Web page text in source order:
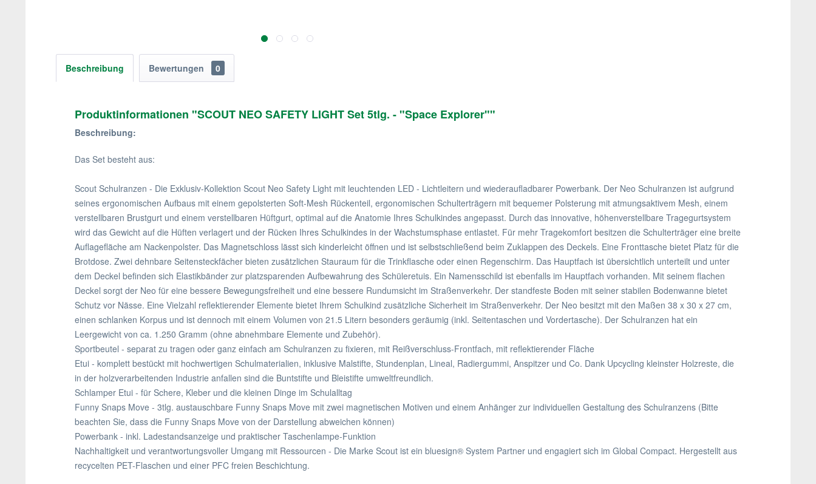
Beschreibung Bewertungen 0
Produktinformationen "SCOUT NEO SAFETY LIGHT Set 5tlg. - "Space Explorer""
Beschreibung:
Das Set besteht aus:
Scout Schulranzen - Die Exklusiv-Kollektion Scout Neo Safety Light mit leuchtenden LED - Lichtleitern und wiederaufladbarer Powerbank. Der Neo Schulranzen ist aufgrund
seines ergonomischen Aufbaus mit einem gepolsterten Soft-Mesh Rückenteil, ergonomischen Schulterträgern mit bequemer Polsterung mit atmungsaktivem Mesh, einem
verstellbaren Brustgurt und einem verstellbaren Hüftgurt, optimal auf die Anatomie Ihres Schulkindes angepasst. Durch das innovative, höhenverstellbare Tragegurtsystem
wird das Gewicht auf die Hüften verlagert und der Rücken Ihres Schulkindes in der Wachstumsphase entlastet. Für mehr Tragekomfort besitzen die Schulterträger eine breite
Auflagefläche am Nackenpolster. Das Magnetschloss lässt sich kinderleicht öffnen und ist selbstschließend beim Zuklappen des Deckels. Eine Fronttasche bietet Platz für die
Brotdose. Zwei dehnbare Seitensteckfächer bieten zusätzlichen Stauraum für die Trinkflasche oder einen Regenschirm. Das Hauptfach ist übersichtlich unterteilt und unter
dem Deckel befinden sich Elastikbänder zur platzsparenden Aufbewahrung des Schüleretuis. Ein Namensschild ist ebenfalls im Hauptfach vorhanden. Mit seinem flachen
Deckel sorgt der Neo für eine bessere Bewegungsfreiheit und eine bessere Rundumsicht im Straßenverkehr. Der standfeste Boden mit seiner stabilen Bodenwanne bietet
Schutz vor Nässe. Eine Vielzahl reflektierender Elemente bietet Ihrem Schulkind zusätzliche Sicherheit im Straßenverkehr. Der Neo besitzt mit den Maßen 38 x 30 x 27 cm,
einen schlanken Korpus und ist dennoch mit einem Volumen von 21.5 Litern besonders geräumig (inkl. Seitentaschen und Vordertasche). Der Schulranzen hat ein
Leergewicht von ca. 1.250 Gramm (ohne abnehmbare Elemente und Zubehör).
Sportbeutel - separat zu tragen oder ganz einfach am Schulranzen zu fixieren, mit Reißverschluss-Frontfach, mit reflektierender Fläche
Etui - komplett bestückt mit hochwertigen Schulmaterialien, inklusive Malstifte, Stundenplan, Lineal, Radiergummi, Anspitzer und Co. Dank Upcycling kleinster Holzreste, die
in der holzverarbeitenden Industrie anfallen sind die Buntstifte und Bleistifte umweltfreundlich.
Schlamper Etui - für Schere, Kleber und die kleinen Dinge im Schulalltag
Funny Snaps Move - 3tlg. austauschbare Funny Snaps Move mit zwei magnetischen Motiven und einem Anhänger zur individuellen Gestaltung des Schulranzens (Bitte
beachten Sie, dass die Funny Snaps Move von der Darstellung abweichen können)
Powerbank - inkl. Ladestandsanzeige und praktischer Taschenlampe-Funktion
Nachhaltigkeit und verantwortungsvoller Umgang mit Ressourcen - Die Marke Scout ist ein bluesign® System Partner und engagiert sich im Global Compact. Hergestellt aus
recycelten PET-Flaschen und einer PFC freien Beschichtung.